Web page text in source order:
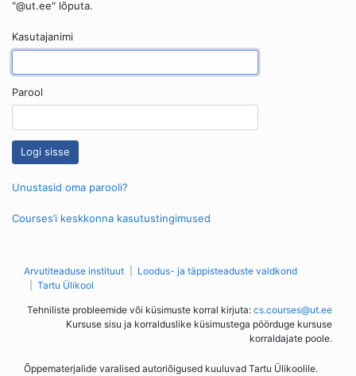
"@ut.ee" lõputa.
Kasutajanimi
Parool
Unustasid oma parooli?
Courses’i keskkonna kasutustingimused
Arvutiteaduse instituut
Loodus- ja täppisteaduste valdkond
Tartu Ülikool
Tehniliste probleemide või küsimuste korral kirjuta: cs.courses@ut.ee
Kursuse sisu ja korralduslike küsimustega pöörduge kursuse
korraldajate poole.
Õppematerjalide varalised autoriõigused kuuluvad Tartu Ülikoolile.